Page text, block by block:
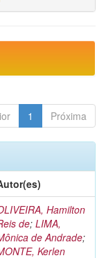
1 Próxima
Hamilton
de; LIMA,
de Andrade;
Kerlen